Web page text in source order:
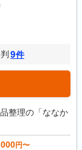
9件
整理の「ななか
円〜